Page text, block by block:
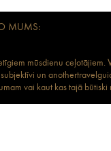
MUMS:
mūsdienu
un
vai kaut kas tajā